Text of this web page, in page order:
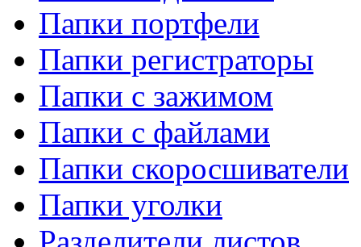
Папки портфели
Папки регистраторы
Папки с зажимом
Папки с файлами
Папки скоросшиватели
Папки уголки